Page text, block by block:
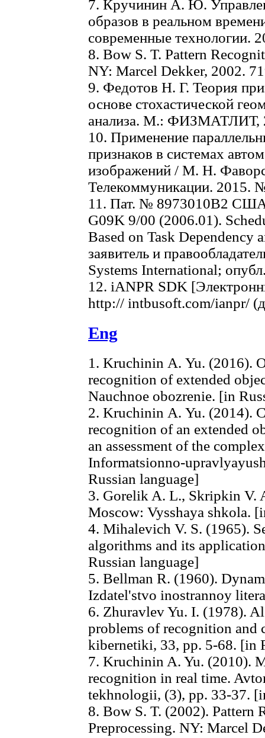
7. Кручинин А. Ю.
образов в реальном
современные технологии.
8. Bow S. T. Pattern
NY: Marcel Dekker, 2002.
9. Федотов Н. Г. Теория
основе стохастической
анализа. М.: ФИЗМАТЛИТ,
10. Применение
признаков в системах
изображений / М. Н.
Телекоммуникации. 2015.
11. Пат. № 8973010B2
G09K 9/00 (2006.01).
Based on Task Dependency
заявитель и
Systems International;
12. iANPR SDK
http:// intbusoft.com/ianpr/
Eng
1. Kruchinin А. Yu. (2016).
recognition of extended
Nauchnoe obozrenie. [in
2. Kruchinin А. Yu. (2014).
recognition of an extended
an assessment of the
Informatsionno-
Russian language]
3. Gorelik A. L., Skripkin V.
Moscow: Vysshaya shkola.
4. Mihalevich V. S. (1965).
algorithms and its
Russian language]
5. Bellman R. (1960).
Izdatel'stvo inostrannoy
6. Zhuravlev Yu. I. (1978).
problems of recognition and
kibernetiki, 33, pp. 5-68. [in
7. Kruchinin A. Yu. (2010).
recognition in real time.
tekhnologii, (3), pp. 33-37.
8. Bow S. T. (2002). Pattern
Preprocessing. NY: Marcel